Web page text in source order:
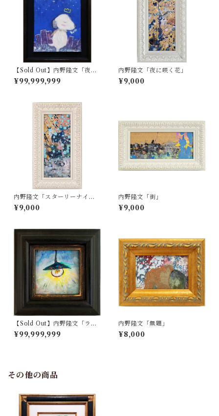
【Sold Out】内野隆文「夜の
犬」
¥99,999,999
内野隆文「夜に咲く花」
¥9,000
内野隆文「スターリーナイ
ト」
¥9,000
内野隆文「街」
¥9,000
【Sold Out】内野隆文「ラン
プ」
¥99,999,999
内野隆文「無題」
¥8,000
その他の商品